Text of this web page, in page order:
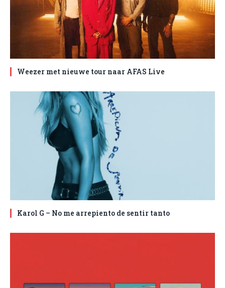
Weezer met nieuwe tour naar AFAS Live
Karol G – No me arrepiento de sentir tanto